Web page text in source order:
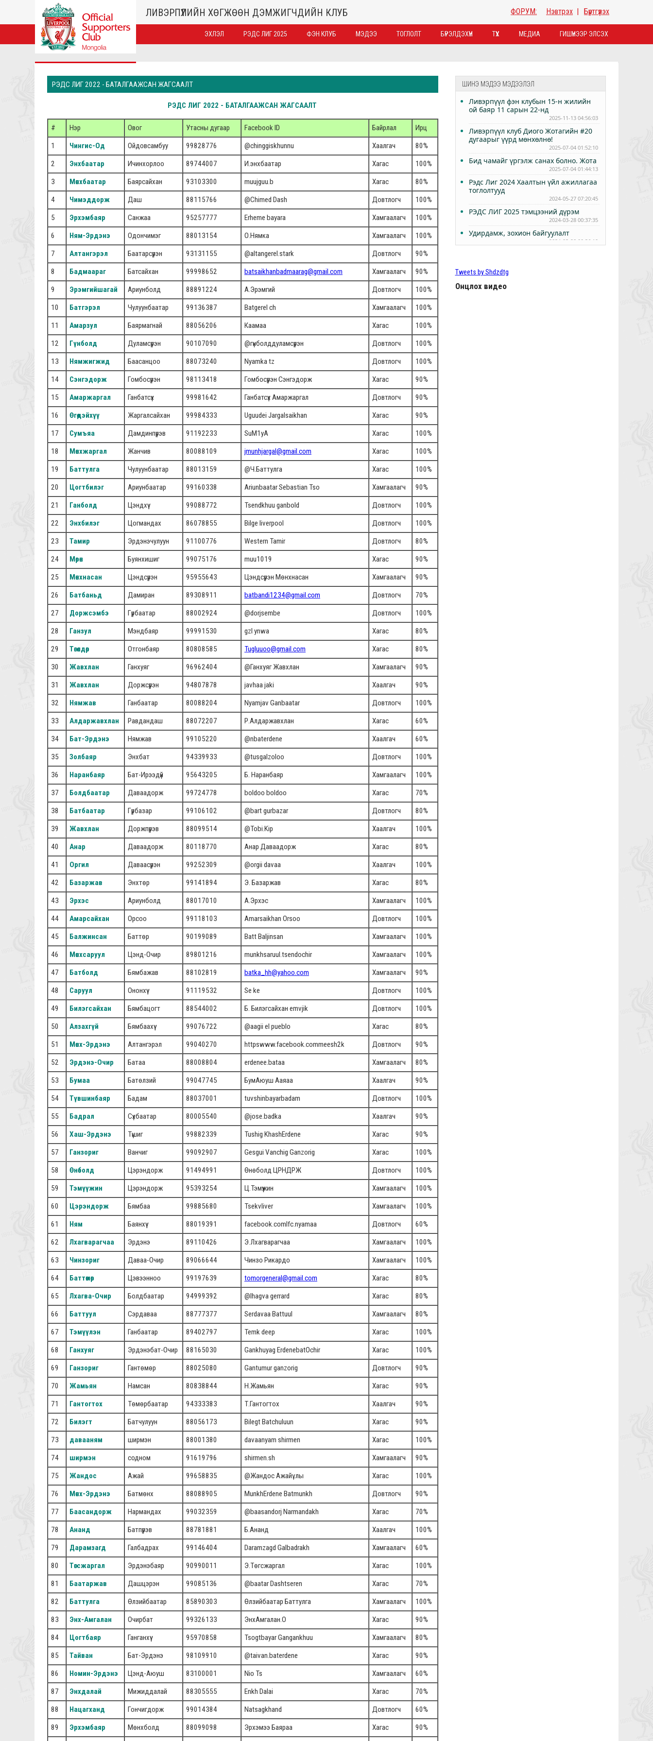
ЛИВЭРПҮҮЛИЙН ХӨГЖӨӨН ДЭМЖИГЧДИЙН КЛУБ ФОРУМ: Нэвтрэх | Бүртгүүлэх
ЭХЛЭЛ РЭДС ЛИГ 2025 ФЭН КЛУБ МЭДЭЭ ТОГЛОЛТ БҮРЭЛДЭХҮҮН ТҮҮХ МЕДИА ГИШҮҮНЭЭР ЭЛСЭХ
РЭДС ЛИГ 2022 - БАТАЛГААЖСАН ЖАГСААЛТ
РЭДС ЛИГ 2022 - БАТАЛГААЖСАН ЖАГСААЛТ
# Нэр Овог Утасны дугаар Facebook ID Байрлал Ирц
1 Чингис-Од Ойдовсамбуу 99828776 @chinggiskhunnu Хаалгач 80%
2 Энхбаатар Ичинхорлоо 89744007 И.энхбаатар Хагас 100%
3 Мөнхбаатар Баярсайхан 93103300 muujguu.b Хагас 80%
4 Чимэддорж Даш 88115766 @Chimed Dash Довтлогч 100%
5 Эрхэмбаяр Санжаа 95257777 Erheme bayara Хамгаалагч 100%
6 Ням-Эрдэнэ Одончимэг 88013154 О.Нямка Хамгаалагч 100%
7 Алтангэрэл Баатарсүрэн 93131155 @altangerel.stark Довтлогч 90%
8 Бадмаараг Батсайхан 99998652 batsaikhanbadmaarag@gmail.com Хамгаалагч 90%
9 Эрэмгийшагай Ариунболд 88891224 А.Эрэмгий Довтлогч 100%
10 Батгэрэл Чулуунбаатар 99136387 Batgerel ch Хамгаалагч 100%
11 Амарзул Баярмагнай 88056206 Каамаа Хагас 100%
12 Гүнболд Дуламсүрэн 90107090 @гүнболддуламсүрэн Довтлогч 100%
13 Нямжигжид Баасанцоо 88073240 Nyamka tz Довтлогч 100%
14 Сэнгэдорж Гомбосүрэн 98113418 Гомбосүрэн Сэнгэдорж Хагас 90%
15 Амаржаргал Ганбатсүх 99981642 Ганбатсүх Амаржаргал Довтлогч 90%
16 Өгөөдэйxүү Жаргалсайxан 99984333 Uguudei Jargalsaikhan Хагас 90%
17 Сумъяа Дамдинпүрэв 91192233 SuM1yA Хагас 100%
18 Мөнхжаргал Жанчив 80088109 jmunhjargal@gmail.com Хагас 100%
19 Баттулга Чулуунбаатар 88013159 @Ч.Баттулга Хагас 100%
20 Цогтбилэг Ариунбаатар 99160338 Ariunbaatar Sebastian Tso Хамгаалагч 90%
21 Ганболд Цэндхүү 99088772 Tsendkhuu ganbold Довтлогч 100%
22 Энхбилэг Цогмандах 86078855 Bilge liverpool Довтлогч 100%
23 Тамир Эрдэнэчулуун 91100776 Western Tamir Довтлогч 80%
24 Мөрөн Буянхишиг 99075176 muu1019 Хагас 90%
25 Мөнхнасан Цэндсүрэн 95955643 Цэндсүрэн Мөнхнасан Хамгаалагч 90%
26 Батбаньд Дамиран 89308911 batbandi1234@gmail.com Довтлогч 70%
27 Доржсэмбэ Гүрбаатар 88002924 @dorjsembe Довтлогч 100%
28 Ганзул Мэндбаяр 99991530 gzl ynwa Хагас 80%
29 Төгөлдөр Отгонбаяр 80808585 Tugluuoo@gmail.com Хагас 80%
30 Жавхлан Ганхуяг 96962404 @Ганхуяг Жавхлан Хамгаалагч 90%
31 Жавхлан Доржсүрэн 94807878 javhaa jaki Хаалгач 90%
32 Нямжав Ганбаатар 80088204 Nyamjav Ganbaatar Довтлогч 100%
33 Алдаржавхлан Равдандаш 88072207 Р.Алдаржавхлан Хагас 60%
34 Бат-Эрдэнэ Нямжав 99105220 @nbaterdene Хаалгач 60%
35 Золбаяр Энхбат 94339933 @tusgalzoloo Довтлогч 100%
36 Наранбаяр Бат-Ирээдүй 95643205 Б. Наранбаяр Хамгаалагч 100%
37 Болдбаатар Даваадорж 99724778 boldoo boldoo Хагас 70%
38 Батбаатар Гүрбазар 99106102 @bart gurbazar Довтлогч 80%
39 Жавхлан Доржпүрэв 88099514 @Tobi.Kip Хаалгач 100%
40 Анар Даваадорж 80118770 Анар Даваадорж Хагас 80%
41 Оргил Даваасүрэн 99252309 @orgii davaa Хаалгач 100%
42 Базаржав Энхтөр 99141894 Э. Базаржав Хагас 80%
43 Эрхэс Ариунболд 88017010 А.Эрхэс Хамгаалагч 100%
44 Амарсайхан Орсоо 99118103 Amarsaikhan Orsoo Довтлогч 100%
45 Балжинсан Баттөр 90199089 Batt Baljinsan Хамгаалагч 100%
46 Мөнхсаруул Цэнд-Очир 89801216 munkhsaruul.tsendochir Хамгаалагч 100%
47 Батболд Бямбажав 88102819 batka_hh@yahoo.com Хамгаалагч 90%
48 Саруул Ононхүү 91119532 Se ke Довтлогч 100%
49 Билэгсайхан Бямбацогт 88544002 Б. Билэгсайхан emvjik Довтлогч 100%
50 Алзахгүй Бямбаахүү 99076722 @aagii el pueblo Хагас 80%
51 Мөнх-Эрдэнэ Алтангэрэл 99040270 httpswww.facebook.commeesh2k Довтлогч 90%
52 Эрдэнэ-Очир Батаа 88008804 erdenee.bataa Хамгаалагч 80%
53 Бумаа Батөлзий 99047745 БумАюуш Ааяаа Хаалгач 90%
54 Түвшинбаяр Бадам 88037001 tuvshinbayarbadam Довтлогч 100%
55 Бадрал Сүхбаатар 80005540 @jose.badka Хаалгач 90%
56 Хаш-Эрдэнэ Түшиг 99882339 Tushig KhashErdene Хагас 90%
57 Ганзориг Ванчиг 99092907 Gesgui Vanchig Ganzorig Хагас 100%
58 Өнөболд Цэрэндорж 91494991 Өнөболд ЦРНДРЖ Довтлогч 100%
59 Тэмүүжин Цэрэндорж 95393254 Ц.Тэмүүжин Хамгаалагч 100%
60 Цэрэндорж Бямбаа 99885680 Tsekvliver Хамгаалагч 100%
61 Ням Баянхүү 88019391 facebook.comlfc.nyamaa Довтлогч 60%
62 Лхагварагчаа Эрдэнэ 89110426 Э.Лхагварагчаа Хамгаалагч 100%
63 Чинзориг Даваа-Очир 89066644 Чинзо Рикардо Хамгаалагч 100%
64 Баттөмөр Цэвээнноо 99197639 tomorgeneral@gmail.com Хагас 80%
65 Лхагва-Очир Болдбаатар 94999392 @lhagva gerrard Хагас 80%
66 Баттуул Сэрдаваа 88777377 Serdavaa Battuul Хамгаалагч 80%
67 Тэмүүлэн Ганбаатар 89402797 Temk deep Хагас 100%
68 Ганхуяг Эрдэнэбат-Очир 88165030 Gankhuyag ErdenebatOchir Хагас 100%
69 Ганзориг Гантөмөр 88025080 Gantumur ganzorig Довтлогч 90%
70 Жамьян Намсан 80838844 Н.Жамьян Хагас 90%
71 Гантогтох Төмөрбаатар 94333383 Т.Гантогтох Хаалгач 90%
72 Билэгт Батчулуун 88056173 Bilegt Batchuluun Хагас 90%
73 давааням ширмэн 88001380 davaanyam shirmen Хагас 100%
74 ширмэн содном 91619796 shirmen.sh Хамгаалагч 90%
75 Жандос Ажай 99658835 @Жандос Ажайұлы Хагас 100%
76 Мөнх-Эрдэнэ Батмөнх 88088905 MunkhErdene Batmunkh Довтлогч 90%
77 Баасандорж Нармандах 99032359 @baasandorj Narmandakh Хагас 70%
78 Ананд Батпүрэв 88781881 Б.Ананд Хаалгач 100%
79 Дарамзагд Галбадрах 99146404 Daramzagd Galbadrakh Хамгаалагч 60%
80 Төгсжаргал Эрдэнэбаяр 90990011 Э.Төгсжаргал Хагас 100%
81 Баатаржав Дашцэрэн 99085136 @baatar Dashtseren Хагас 70%
82 Баттулга Өлзийбаатар 85890303 Өлзийбаатар Баттулга Хамгаалагч 100%
83 Энх-Амгалан Очирбат 99326133 ЭнхАмгалан.О Хагас 90%
84 Цогтбаяр Ганганхүү 95970858 Tsogtbayar Gangankhuu Хамгаалагч 80%
85 Тайван Бат-Эрдэнэ 98109910 @taivan.baterdene Хагас 90%
86 Номин-Эрдэнэ Цэнд-Аюуш 83100001 Nio Ts Хамгаалагч 60%
87 Энхдалай Мижиддалай 88305555 Enkh Dalai Хагас 70%
88 Нацагханд Гончигдорж 99014384 Natsagkhand Довтлогч 60%
89 Эрхэмбаяр Мөнхболд 88099098 Эрхэмээ Баяраа Хагас 90%
ШИНЭ МЭДЭЭ МЭДЭЭЛЭЛ
Ливэрпүүл фэн клубын 15-н жилийн
ой баяр 11 сарын 22-нд
2025-11-13 04:56:03
Ливэрпүүл клуб Диого Жотагийн #20
дугаарыг үүрд мөнхөлнө!
2025-07-04 01:52:10
Бид чамайг үргэлж санах болно. Жота
2025-07-04 01:44:13
Рэдс Лиг 2024 Хаалтын үйл ажиллагаа
тоглолтууд
2024-05-27 07:20:45
РЭДС ЛИГ 2025 тэмцээний дүрэм
2024-03-28 00:37:35
Удирдамж, зохион байгуулалт
2024-03-28 00:36:19
Өнөөдөр Анфилдад дэлхий зогсоно
Tweets by Shdzdtg
Онцлох видео